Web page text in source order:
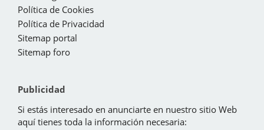
Política de Cookies
Política de Privacidad
Sitemap portal
Sitemap foro
Publicidad
Si estás interesado en anunciarte en nuestro sitio Web
aquí tienes toda la información necesaria: